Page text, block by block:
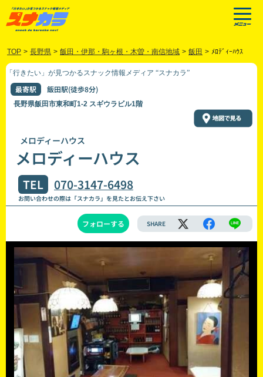
TOP > 長野県 > 飯田・伊那・駒ヶ根・木曽・南信地域 > 飯田 > ﾒﾛﾃﾞｨｰﾊｳｽ
「行きたい」が見つかるスナック情報メディア “スナカラ”
最寄駅 飯田駅(徒歩8分)
長野県飯田市東和町1-2 スギウラビル1階
メロディーハウス
メロディーハウス
TEL 070-3147-6498
お問い合わせの際は「スナカラ」を見たとお伝え下さい
フォローする SHARE